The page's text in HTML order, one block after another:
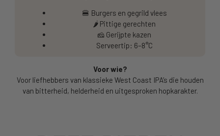
🍔 Burgers en gegrild vlees
🌶️ Pittige gerechten
🧀 Gerijpte kazen
Serveertip: 6–8°C
Voor wie?
Voor liefhebbers van klassieke West Coast IPA’s die houden
van bitterheid, helderheid en uitgesproken hopkarakter.